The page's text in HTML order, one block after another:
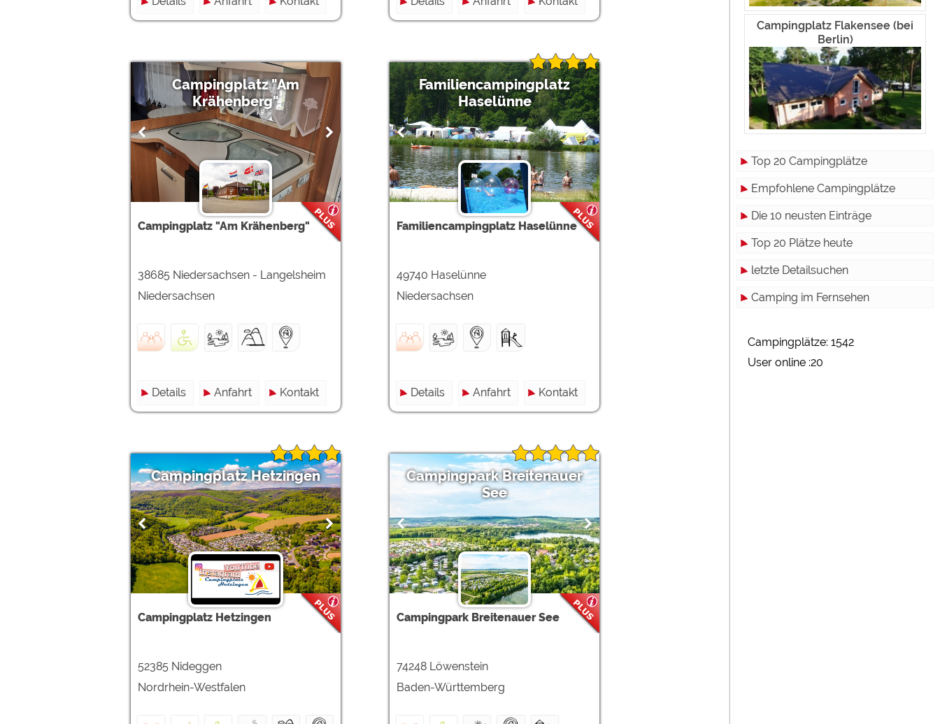
Campingplatz "Am
Krähenberg"
Campingplatz "Am Krähenberg"
38685 Niedersachsen - Langelsheim
Niedersachsen
Details Anfahrt Kontakt
Familiencampingplatz
Haselünne
Familiencampingplatz Haselünne
49740 Haselünne
Niedersachsen
Details Anfahrt Kontakt
Campingplatz Hetzingen
Campingplatz Hetzingen
52385 Nideggen
Nordrhein-Westfalen
Campingpark Breitenauer
See
Campingpark Breitenauer See
74248 Löwenstein
Baden-Württemberg
Campingplatz Flakensee (bei
Berlin)
Top 20 Campingplätze
Empfohlene Campingplätze
Die 10 neusten Einträge
Top 20 Plätze heute
letzte Detailsuchen
Camping im Fernsehen
Campingplätze: 1542
User online :20